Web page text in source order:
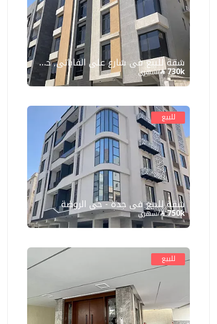
730k /شهري
شقة للبيع في شارع علي الفاباتي, حي السلامة, مدينة جدة
للبيع
750k /شهري
شقة للبيع في جدة - حي الروضة
للبيع